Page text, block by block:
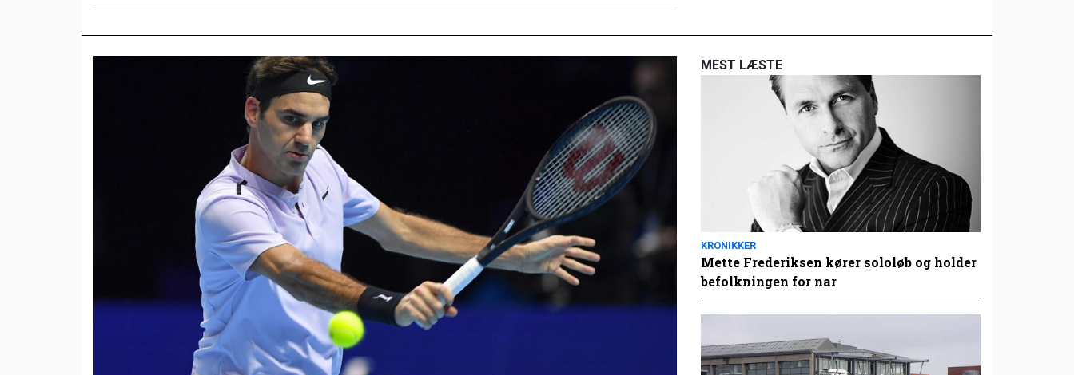
MEST LÆSTE
KRONIKKER
Mette Frederiksen kører sololøb og holder
befolkningen for nar